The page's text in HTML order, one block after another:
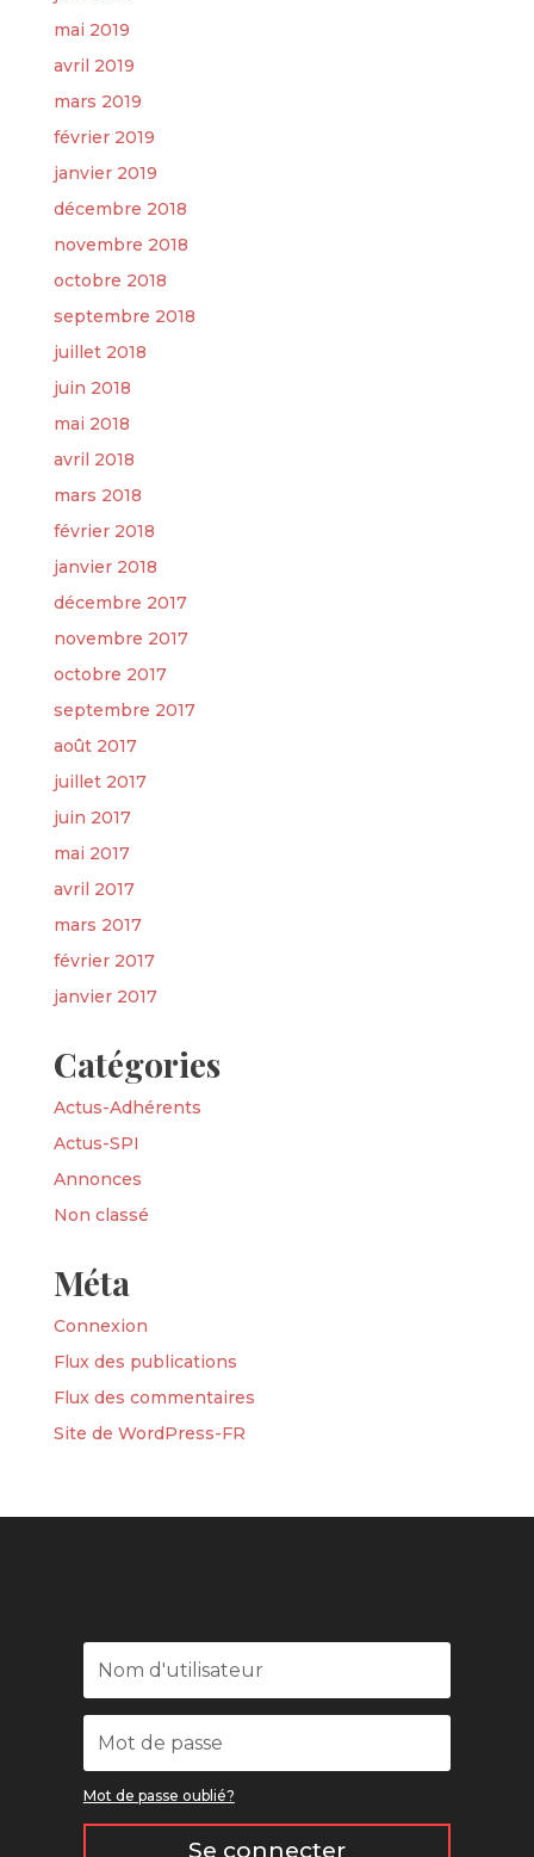
mai 2019
avril 2019
mars 2019
février 2019
janvier 2019
décembre 2018
novembre 2018
octobre 2018
septembre 2018
juillet 2018
juin 2018
mai 2018
avril 2018
mars 2018
février 2018
janvier 2018
décembre 2017
novembre 2017
octobre 2017
septembre 2017
août 2017
juillet 2017
juin 2017
mai 2017
avril 2017
mars 2017
février 2017
janvier 2017
Catégories
Actus-Adhérents
Actus-SPI
Annonces
Non classé
Méta
Connexion
Flux des publications
Flux des commentaires
Site de WordPress-FR
Mot de passe oublié?
Se connecter